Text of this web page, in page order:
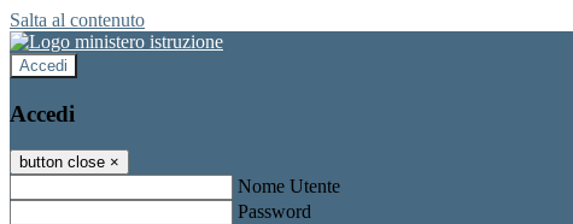
Salta al contenuto
Accedi
Accedi
button close ×
Nome Utente
Password